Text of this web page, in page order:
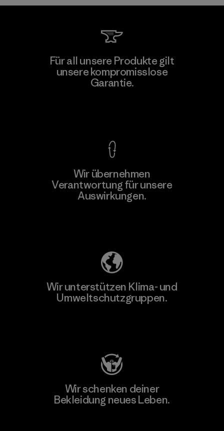
Singtex Industrial
Material-supplier
Für all unsere Produkte gilt
unsere kompromisslose
Garantie.
Wir übernehmen
Verantwortung für unsere
Auswirkungen.
Wir unterstützen Klima- und
Umweltschutzgruppen.
Wir schenken deiner
Bekleidung neues Leben.